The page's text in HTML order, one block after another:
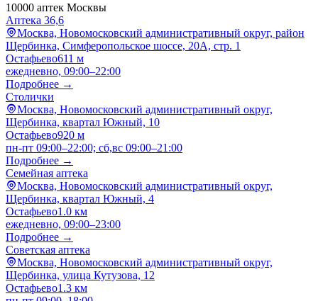
10000 аптек Москвы
Аптека 36,6
Москва, Новомосковский административный округ, район
Щербинка, Симферопольское шоссе, 20А, стр. 1
Остафьево611 м
ежедневно, 09:00–22:00
Подробнее →
Столички
Москва, Новомосковский административный округ,
Щербинка, квартал Южный, 10
Остафьево920 м
пн-пт 09:00–22:00; сб,вс 09:00–21:00
Подробнее →
Семейная аптека
Москва, Новомосковский административный округ,
Щербинка, квартал Южный, 4
Остафьево1.0 км
ежедневно, 09:00–23:00
Подробнее →
Советская аптека
Москва, Новомосковский административный округ,
Щербинка, улица Кутузова, 12
Остафьево1.3 км